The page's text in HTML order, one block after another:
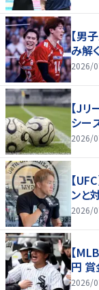
【男
み解
2026/
【J
シー
2026/
【
ンと
2026/
【
円
2026/